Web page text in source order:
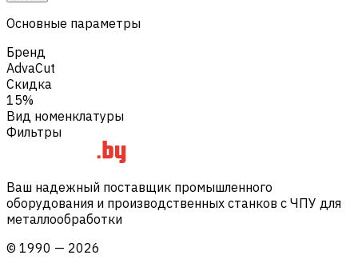
Основные параметры
Бренд
AdvaCut
Скидка
15%
Вид номенклатуры
Фильтры
Ваш надежный поставщик промышленного
оборудования и производственных станков с ЧПУ для
металлообработки
© 1990 — 2026